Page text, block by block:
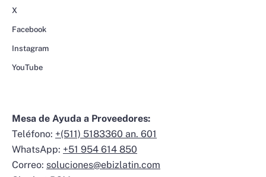
X
Facebook
Instagram
YouTube
Mesa de Ayuda a Proveedores:
Teléfono: +(511) 5183360 an. 601
WhatsApp: +51 954 614 850
Correo: soluciones@ebizlatin.com